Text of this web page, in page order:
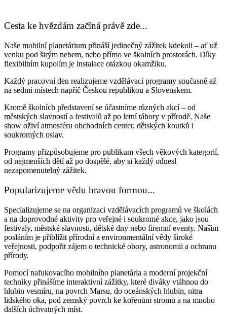
Cesta ke hvězdám začíná právě zde...
Naše mobilní planetárium přináší jedinečný zážitek kdekoli – ať už
venku pod širým nebem, nebo přímo ve školních prostorách. Díky
flexibilním kupolím je instalace otázkou okamžiku.
Každý pracovní den realizujeme vzdělávací programy současně až
na sedmi místech napříč Českou republikou a Slovenskem.
Kromě školních představení se účastníme různých akcí – od
městských slavností a festivalů až po letní tábory v přírodě. Naše
show oživí atmosféru obchodních center, dětských koutků i
soukromých oslav.
Programy přizpůsobujeme pro publikum všech věkových kategorií,
od nejmenších dětí až po dospělé, aby si každý odnesl
nezapomenutelný zážitek.
Popularizujeme vědu hravou formou...
Specializujeme se na organizaci vzdělávacích programů ve školách
a na doprovodné aktivity pro veřejné i soukromé akce, jako jsou
festivaly, městské slavnosti, dětské dny nebo firemní eventy. Naším
posláním je přiblížit přírodní a environmentální vědy široké
veřejnosti, podpořit zájem o technické obory, astronomii a ochranu
přírody.
Pomocí nafukovacího mobilního planetária a moderní projekční
techniky přinášíme interaktivní zážitky, které diváky vtáhnou do
hlubin vesmíru, na povrch Marsu, do oceánských hlubin, nitra
lidského oka, pod zemský povrch ke kořenům stromů a na mnoho
dalších úchvatných míst.